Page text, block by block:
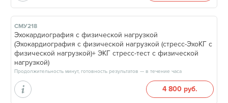
СМУ218
Эхокардиография с физической нагрузкой
(Эхокардиография с физической нагрузкой (стресс-ЭхоКГ с
физической нагрузкой)+ ЭКГ стресс-тест с физической
нагрузкой)
Продолжительность минут, готовность результатов — в течение часа
4 800 руб.